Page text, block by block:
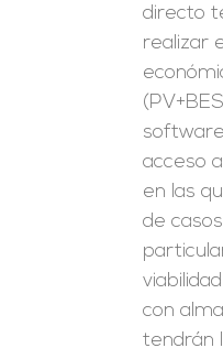
directo
realizar
acceso
en las
de
con
tendrán